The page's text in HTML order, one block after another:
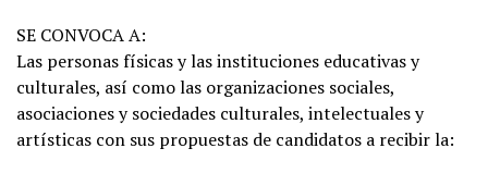
SE CONVOCA A:
Las personas físicas y las instituciones educativas y
culturales, así como las organizaciones sociales,
asociaciones y sociedades culturales, intelectuales y
artísticas con sus propuestas de candidatos a recibir la: